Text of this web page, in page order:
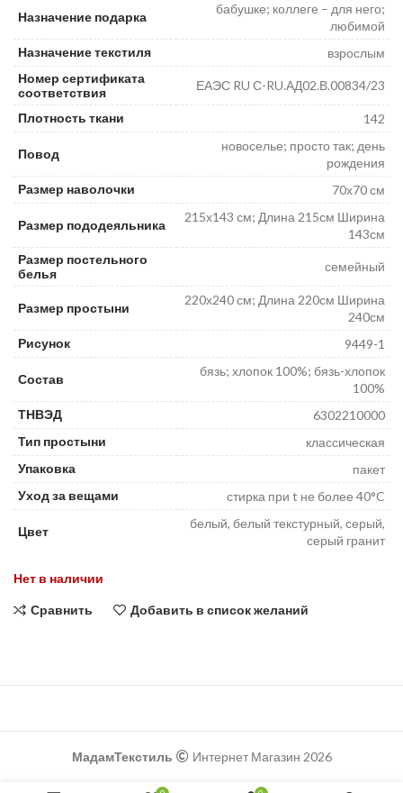
Назначение подарка
бабушке; коллеге – для него;
любимой
Назначение текстиля
взрослым
Номер сертификата
соответствия
ЕАЭС RU С-RU.АД02.В.00834/23
Плотность ткани 142
Повод
новоселье; просто так; день
рождения
Размер наволочки
70х70 см
Размер пододеяльника
215х143 см; Длина 215см Ширина
143см
Размер постельного
белья
семейный
Размер простыни
220х240 см; Длина 220см Ширина
240см
Рисунок
9449-1
Состав
бязь; хлопок 100%; бязь-хлопок
100%
ТНВЭД
6302210000
Тип простыни
классическая
Упаковка
пакет
Уход за вещами
стирка при t не более 40°C
Цвет
белый, белый текстурный, серый,
серый гранит
Нет в наличии
Сравнить Добавить в список желаний
МадамТекстиль Интернет Магазин 2026